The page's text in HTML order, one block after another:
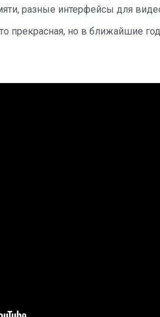
разные интерфейсы для
прекрасная, но в ближайшие